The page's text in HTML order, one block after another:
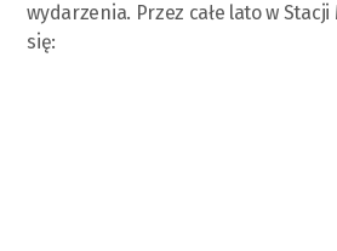
wydarzenia. Przez całe lato w Stacji
się: